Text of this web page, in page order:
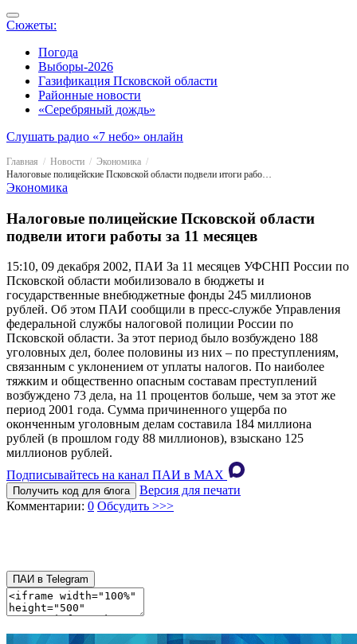
Сюжеты:
Погода
Выборы-2026
Газификация Псковской области
Районные новости
«Серебряный дождь»
Слушать радио «7 небо» онлайн
Главная Новости
Экономика
Налоговые полицейские Псковской области подвели итоги работы за 11 месяцев
Экономика
Налоговые полицейские Псковской области
подвели итоги работы за 11 месяцев
15:10, 09 декабря 2002, ПАИ За 11 месяцев УФСНП России по
Псковской области мобилизовало в бюджеты и
государственные внебюджетные фонды 245 миллионов
рублей. Об этом ПАИ сообщили в пресс-службе Управления
федеральной службы налоговой полиции России по
Псковской области. За этот период было возбуждено 188
уголовных дел, более половины из них – по преступлениям,
связанным с уклонением от уплаты налогов. По наиболее
тяжким и общественно опасным составам преступлений
возбуждено 73 дела, на 11 процентов больше, чем за этот же
период 2001 года. Сумма причиненного ущерба по
оконченным уголовным делам составила 184 миллиона
рублей (в прошлом году 88 миллионов), взыскано 125
миллионов рублей.
Подписывайтесь на канал ПАИ в MAХ
Получить код для блога
Версия для печати
Комментарии: 0 Обсудить >>>
ПАИ в Telegram